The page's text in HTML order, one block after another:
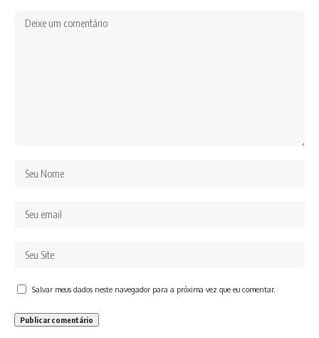
Salvar meus dados neste navegador para a próxima vez que eu comentar.